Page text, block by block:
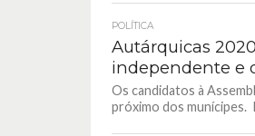
POLÍTICA
Autárquicas
independente e
Os candidatos à
próximo dos munícipes.